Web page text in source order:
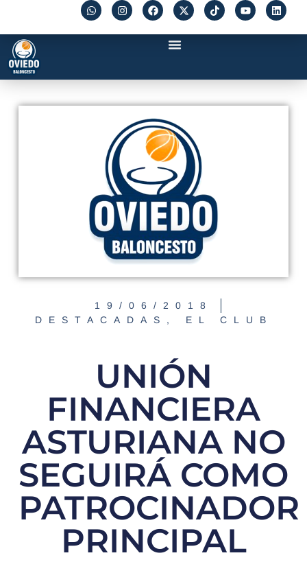
19/06/2018
DESTACADAS , EL CLUB
UNIÓN
FINANCIERA
ASTURIANA NO
SEGUIRÁ COMO
PATROCINADOR
PRINCIPAL